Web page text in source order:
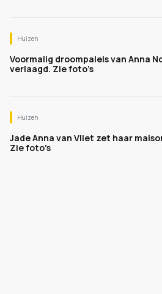
Huizen
Voormalig droompaleis van Anna
verlaagd. Zie foto’s
Huizen
Jade Anna van Vliet zet haar
Zie foto's